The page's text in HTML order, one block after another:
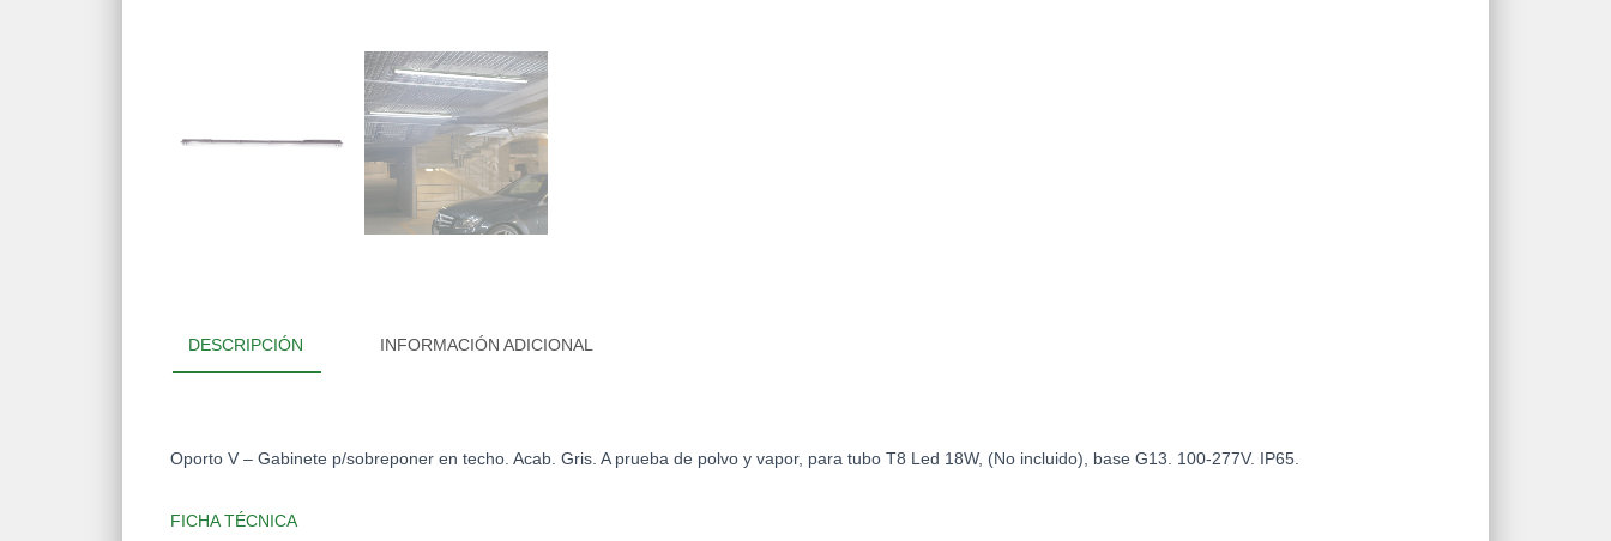
DESCRIPCIÓN INFORMACIÓN ADICIONAL
Oporto V – Gabinete p/sobreponer en techo. Acab. Gris. A prueba de polvo y vapor, para tubo T8 Led 18W, (No incluido), base G13. 100-277V. IP65.
FICHA TÉCNICA